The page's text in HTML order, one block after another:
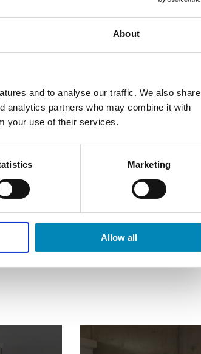
About
and to analyse our traffic. We also share
analytics partners who may combine it with
your use of their services.
Marketing
Allow all